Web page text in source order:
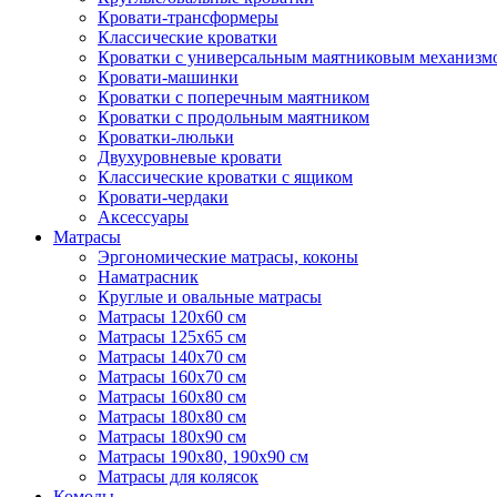
Кровати-трансформеры
Классические кроватки
Кроватки с универсальным маятниковым
Кровати-машинки
Кроватки с поперечным маятником
Кроватки с продольным маятником
Кроватки-люльки
Двухуровневые кровати
Классические кроватки с ящиком
Кровати-чердаки
Аксессуары
Матрасы
Эргономические матрасы, коконы
Наматрасник
Круглые и овальные матрасы
Матрасы 120х60 см
Матрасы 125х65 см
Матрасы 140х70 см
Матрасы 160х70 см
Матрасы 160х80 см
Матрасы 180х80 см
Матрасы 180х90 см
Матрасы 190х80, 190х90 см
Матрасы для колясок